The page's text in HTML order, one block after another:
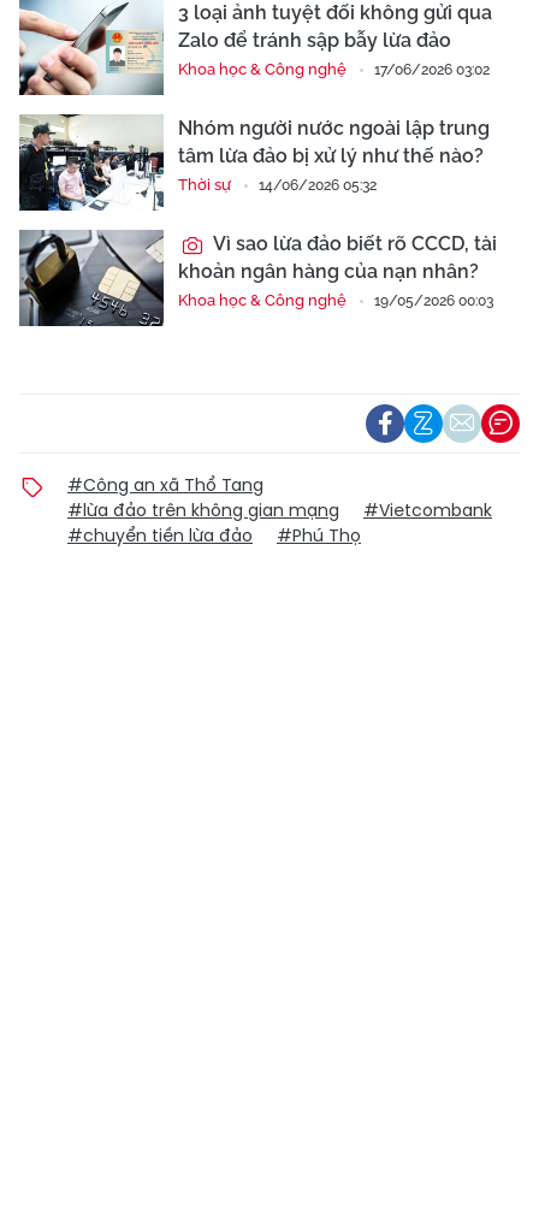
3 loại ảnh tuyệt đối không gửi qua
Zalo để tránh sập bẫy lừa đảo
Khoa học & Công nghệ 17/06/2026 03:02
Nhóm người nước ngoài lập trung
tâm lừa đảo bị xử lý như thế nào?
Thời sự 14/06/2026 05:32
Vì sao lừa đảo biết rõ CCCD, tài
khoản ngân hàng của nạn nhân?
Khoa học & Công nghệ 19/05/2026 00:03
#Công an xã Thổ Tang
#lừa đảo trên không gian mạng
#Vietcombank
#chuyển tiền lừa đảo
#Phú Thọ